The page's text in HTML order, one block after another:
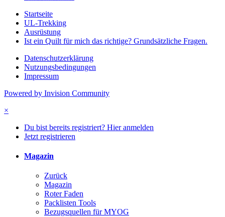
Startseite
UL-Trekking
Ausrüstung
Ist ein Quilt für mich das richtige? Grundsätzliche Fragen.
Datenschutzerklärung
Nutzungsbedingungen
Impressum
Powered by Invision Community
×
Du bist bereits registriert? Hier anmelden
Jetzt registrieren
Magazin
Zurück
Magazin
Roter Faden
Packlisten Tools
Bezugsquellen für MYOG